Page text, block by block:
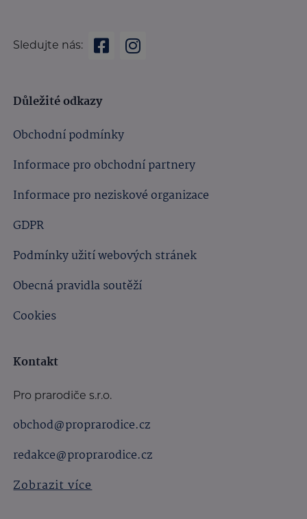
Sledujte nás:
Důležité odkazy
Obchodní podmínky
Informace pro obchodní partnery
Informace pro neziskové organizace
GDPR
Podmínky užití webových stránek
Obecná pravidla soutěží
Cookies
Kontakt
Pro prarodiče s.r.o.
obchod@proprarodice.cz
redakce@proprarodice.cz
Zobrazit více